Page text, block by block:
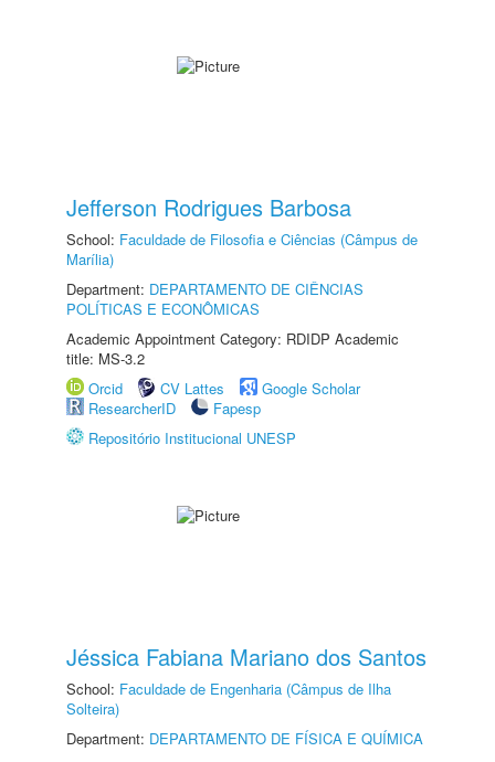
Jefferson Rodrigues Barbosa
School: Faculdade de Filosofia e Ciências (Câmpus de
Marília)
Department: DEPARTAMENTO DE CIÊNCIAS
POLÍTICAS E ECONÔMICAS
Academic Appointment Category: RDIDP Academic
title: MS-3.2
Orcid
CV Lattes
Google Scholar
ResearcherID
Fapesp
Repositório Institucional UNESP
Jéssica Fabiana Mariano dos Santos
School: Faculdade de Engenharia (Câmpus de Ilha
Solteira)
Department: DEPARTAMENTO DE FÍSICA E QUÍMICA